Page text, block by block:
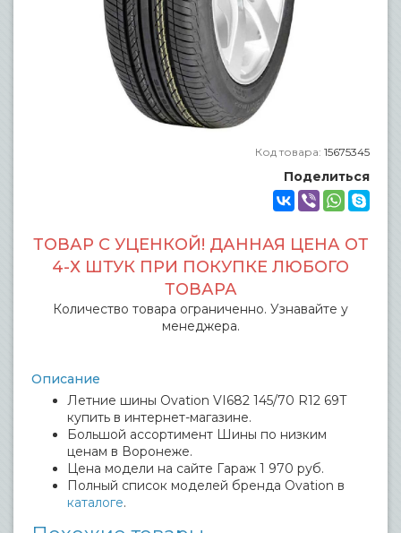
Код товара: 15675345
Поделиться
ТОВАР С УЦЕНКОЙ! ДАННАЯ ЦЕНА ОТ
4-Х ШТУК ПРИ ПОКУПКЕ ЛЮБОГО
ТОВАРА
Количество товара ограниченно. Узнавайте у
менеджера.
Описание
Летние шины Ovation VI682 145/70 R12 69T
купить в интернет-магазине.
Большой ассортимент Шины по низким
ценам в Воронеже.
Цена модели на сайте Гараж 1 970 руб.
Полный список моделей бренда Ovation в
каталоге.